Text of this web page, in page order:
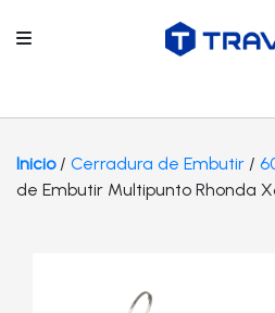
Guía de compra
Inicio/ Cerradura de Embutir /
de Embutir Multipunto Rhonda